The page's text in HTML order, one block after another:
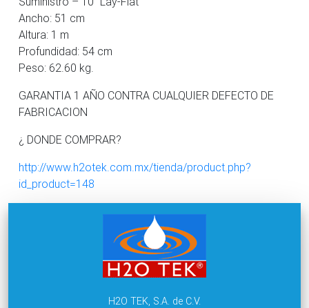
Ancho: 51 cm
Altura: 1 m
Profundidad: 54 cm
Peso: 62.60 kg.
GARANTIA 1 AÑO CONTRA CUALQUIER DEFECTO DE
FABRICACION
¿ DONDE COMPRAR?
http://www.h2otek.com.mx/tienda/product.php?
id_product=148
H2O TEK, S.A. de C.V.